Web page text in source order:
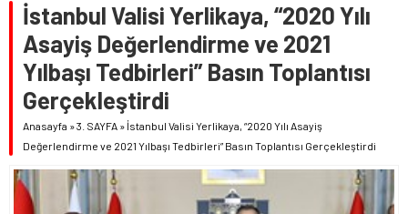
İstanbul Valisi Yerlikaya, “2020 Yılı
Asayiş Değerlendirme ve 2021
Yılbaşı Tedbirleri” Basın Toplantısı
Gerçekleştirdi
Anasayfa »3. SAYFA » İstanbul Valisi Yerlikaya, “2020 Yılı Asayiş
Değerlendirme ve 2021 Yılbaşı Tedbirleri” Basın Toplantısı Gerçekleştirdi